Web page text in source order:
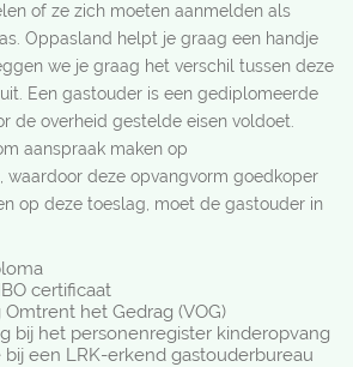
of ze zich moeten aanmelden als
Oppasland helpt je graag een handje
we je graag het verschil tussen deze
Een gastouder is een gediplomeerde
de overheid gestelde eisen voldoet.
aanspraak maken op
waardoor deze opvangvorm goedkoper
op deze toeslag, moet de gastouder in
certificaat
Omtrent het Gedrag (VOG)
bij het personenregister kinderopvang
bij een LRK-erkend gastouderbureau